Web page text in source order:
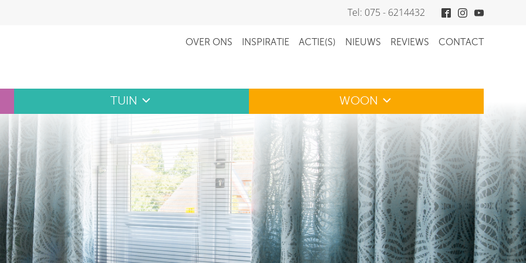
Tel: 075 - 6214432
OVER ONS INSPIRATIE ACTIE(S) NIEUWS REVIEWS CONTACT
TUIN WOON